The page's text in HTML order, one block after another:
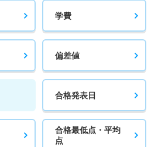
学費
偏差値
合格発表日
合格最低点・平均
点